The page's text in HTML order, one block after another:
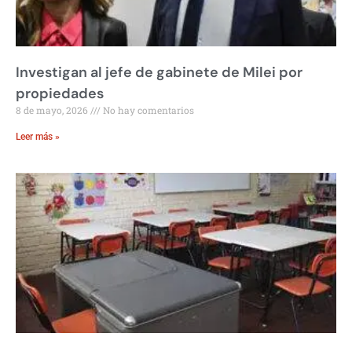
Investigan al jefe de gabinete de Milei por
propiedades
8 de mayo, 2026 No hay comentarios
Leer más »